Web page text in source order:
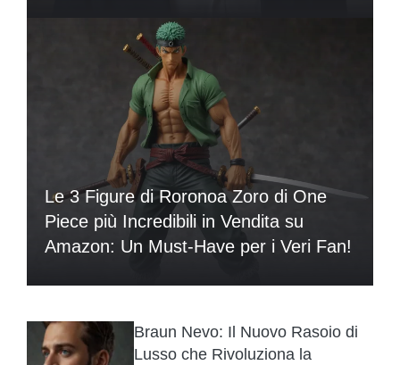
Le 3 Figure di Roronoa Zoro di One
Piece più Incredibili in Vendita su
Amazon: Un Must-Have per i Veri Fan!
Braun Nevo: Il Nuovo Rasoio di
Lusso che Rivoluziona la